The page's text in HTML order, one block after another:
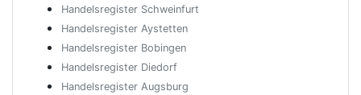
Handelsregister Schweinfurt
Handelsregister Aystetten
Handelsregister Bobingen
Handelsregister Diedorf
Handelsregister Augsburg